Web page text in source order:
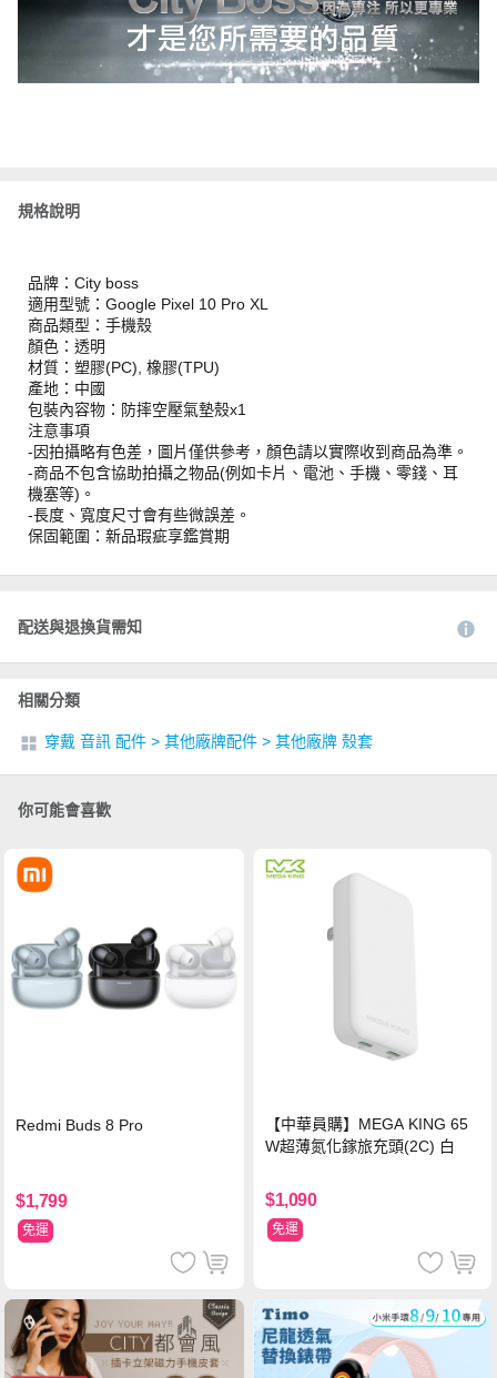
規格說明
品牌：City boss
適用型號：Google Pixel 10 Pro XL
商品類型：手機殼
顏色：透明
材質：塑膠(PC), 橡膠(TPU)
產地：中國
包裝內容物：防摔空壓氣墊殼x1
注意事項
-因拍攝略有色差，圖片僅供參考，顏色請以實際收到商品為準。
-商品不包含協助拍攝之物品(例如卡片、電池、手機、零錢、耳
機塞等)。
-長度、寬度尺寸會有些微誤差。
保固範圍：新品瑕疵享鑑賞期
配送與退換貨需知
相關分類
穿戴 音訊 配件 > 其他廠牌配件 > 其他廠牌 殼套
你可能會喜歡
Redmi Buds 8 Pro
$1,799
免運
【中華員購】MEGA KING 65
W超薄氮化鎵旅充頭(2C) 白
$1,090
免運